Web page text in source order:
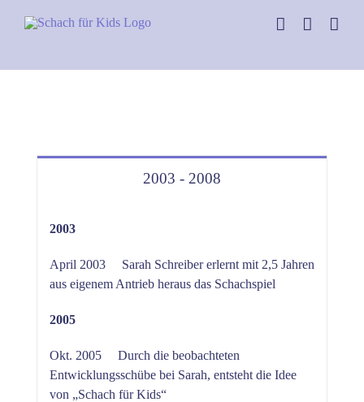
2003 - 2008
2003
April 2003 Sarah Schreiber erlernt mit 2,5 Jahren
aus eigenem Antrieb heraus das Schachspiel
2005
Okt. 2005 Durch die beobachteten
Entwicklungsschübe bei Sarah, entsteht die Idee
von „Schach für Kids“